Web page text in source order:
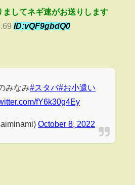
ましてネギ速がお送りします
ID:vQF9gbdQ0
みなみ#スタバ#お小遣い
fY6k30g4Ey
October 8, 2022